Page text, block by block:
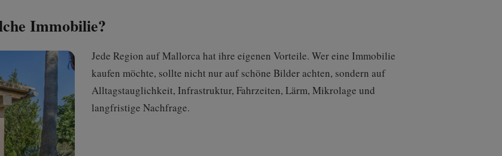
Immobilie?
Jede Region auf Mallorca hat ihre eigenen Vorteile. Wer eine Immobilie
kaufen möchte, sollte nicht nur auf schöne Bilder achten, sondern auf
Alltagstauglichkeit, Infrastruktur, Fahrzeiten, Lärm, Mikrolage und
langfristige Nachfrage.